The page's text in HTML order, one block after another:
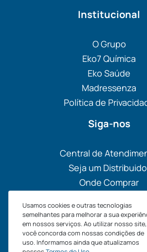
Usamos cookies e outras tecnologias
semelhantes para melhorar a sua
em nossos serviços. Ao utilizar nosso site,
você concorda com nossas condições de
uso. Informamos ainda que atualizamos
Institucional
O Grupo
Eko7 Química
Eko Saúde
Madressenza
Política de
Siga-nos
Central de
Seja um
Onde Comprar
Blog